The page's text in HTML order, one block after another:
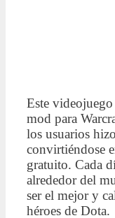
Este
mod para
los usuarios
convirtiéndose
gratuito. Cada
alrededor del
ser el mejor y
héroes de Dota.